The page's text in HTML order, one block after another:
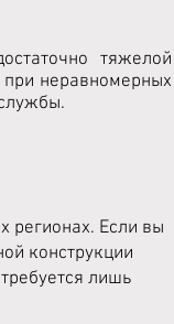
тяжелой
неравномерных
регионах. Если вы
конструкции
лишь